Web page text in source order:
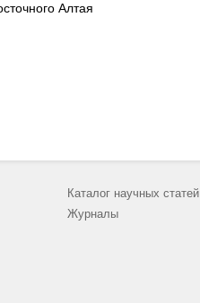
Алтая
Каталог научных статей
Журналы